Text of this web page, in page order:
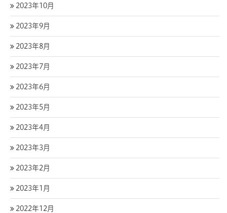
2023年10月
2023年9月
2023年8月
2023年7月
2023年6月
2023年5月
2023年4月
2023年3月
2023年2月
2023年1月
2022年12月